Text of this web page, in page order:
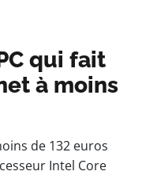
qui fait
à moins
de 132 euros
Intel Core